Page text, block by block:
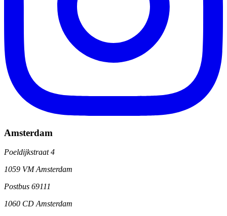
Amsterdam
Poeldijkstraat 4
1059 VM Amsterdam
Postbus 69111
1060 CD Amsterdam